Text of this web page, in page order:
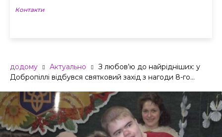
Контакти
додому Актуально
З любов’ю до найрідніших: у
Добропіллі відбувся святковий захід з нагоди 8-го...